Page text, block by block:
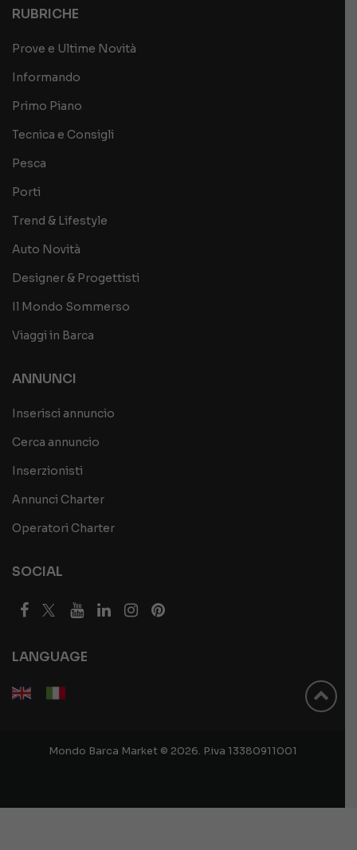
RUBRICHE
Prove e Ultime Novità
Informando
Primo Piano
Tecnica e Consigli
Pesca
Porti
Trend & Lifestyle
Auto Novità
Designer & Progettisti
Il Mondo Sommerso
Viaggi in Barca
ANNUNCI
Inserisci annuncio
Cerca annuncio
Inserzionisti
Annunci Charter
Operatori Charter
SOCIAL
LANGUAGE
Mondo Barca Market © 2026. P.iva 13380911001